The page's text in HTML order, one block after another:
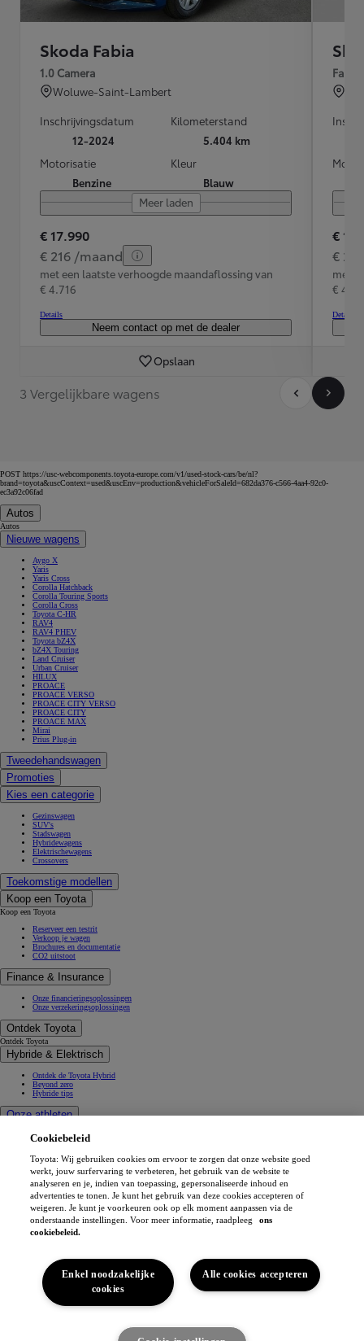
Skoda Fabia
1.0 Camera
Woluwe-Saint-Lambert
Inschrijvingsdatum
12-2024
Kilometerstand
5.404 km
Motorisatie
Benzine
Kleur
Blauw
Meer laden
€ 17.990
€ 216 /maand
met een laatste verhoogde maandaflossing van
€ 4.716
Details
Neem contact op met de dealer
Opslaan
Family
€
€
met
€
Details
3 Vergelijkbare wagens
Ik ben geïnteresseerd
POST https://usc-webcomponents.toyota-europe.com/v1/used-stock-cars/be/nl?
brand=toyota&uscContext=used&uscEnv=production&vehicleForSaleId=682da376-c566-4aa4-92c0-
ec3a92c06fad
Autos
Autos
Nieuwe wagens
Aygo X
Yaris
Yaris Cross
Corolla Hatchback
Corolla Touring Sports
Corolla Cross
Toyota C-HR
RAV4
RAV4 PHEV
Toyota bZ4X
bZ4X Touring
Land Cruiser
Urban Cruiser
HILUX
PROACE
PROACE VERSO
PROACE CITY VERSO
PROACE CITY
PROACE MAX
Mirai
Prius Plug-in
Tweedehandswagen
Promoties
Kies een categorie
Gezinswagen
SUV's
Stadswagen
Hybridewagens
Elektrischewagens
Crossovers
Toekomstige modellen
Koop een Toyota
Koop een Toyota
Reserveer een testrit
Verkoop je wagen
Brochures en documentatie
CO2 uitstoot
Finance & Insurance
Onze financieringsoplossingen
Onze verzekeringsoplossingen
Ontdek Toyota
Ontdek Toyota
Hybride & Elektrisch
Ontdek de Toyota Hybrid
Beyond zero
Hybride tips
Onze athleten
Mobiliteitsprojecten
Atleten
Toyota Gazoo Racing
Toyota GR Sport
Dakar Rally
WRC - World Rally Championship
WEC - World Endurance Championship
GR H2 Racing Concept
Toyota Belgium
Ruimte Toyota
Waarom Toyota
Wagen comfort
Cookiebeleid
Toyota: Wij gebruiken cookies om ervoor te zorgen dat onze website goed
werkt, jouw surfervaring te verbeteren, het gebruik van de website te
analyseren en je, indien van toepassing, gepersonaliseerde inhoud en
advertenties te tonen. Je kunt het gebruik van deze cookies accepteren of
weigeren. Je kunt je voorkeuren ook op elk moment aanpassen via de
onderstaande instellingen. Voor meer informatie, raadpleeg
ons
cookiebeleid.
Alle cookies accepteren
Enkel noodzakelijke
cookies